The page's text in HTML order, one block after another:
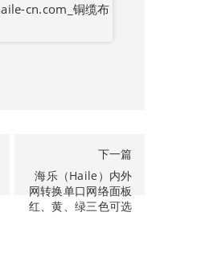
下一篇
海乐（Haile）内外
网转换单口网络面板
红、黄、绿三色可选